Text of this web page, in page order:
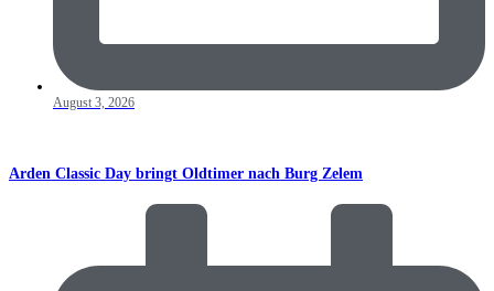
August 3, 2026
Arden Classic Day bringt Oldtimer nach Burg Zelem